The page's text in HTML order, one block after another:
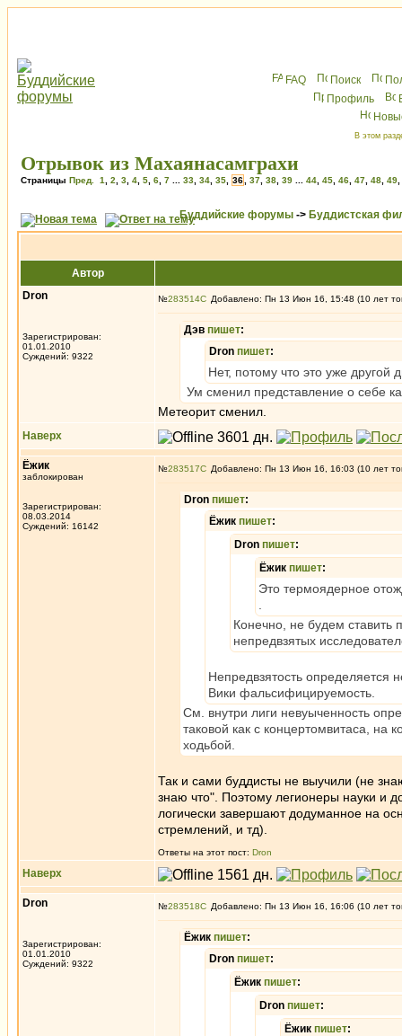
FAQ Поиск
Профиль
В этом
Отрывок из Махаянасамграхи
Страницы Пред. 1 2 3 4 5 6 7 33 34 35 36 37 38 39 44 45 46 47 48 49
Буддийские форумы -> Буддистская
Автор
Dron
Зарегистрирован:
01.01.2010
Суждений: 9322
№283514 Добавлено: Пн 13 Июн 16, 15:48 (10 лет
Дэв пишет:
Dron пишет:
Нет, потому что это уже другой
Ум сменил представление о себе
Метеорит сменил.
Наверх
Ёжик
заблокирован
Зарегистрирован:
08.03.2014
Суждений: 16142
№283517 Добавлено: Пн 13 Июн 16, 16:03 (10 лет
Dron пишет:
Ёжик пишет:
Dron пишет:
Ёжик пишет:
Это термоядерное
Конечно, не будем ставить
непредвзятых
Непредвзятость определяется
Вики фальсифицируемость.
См. внутри лиги невуыченность
таковой как с концертомвитаса, на
ходьбой.
Так и сами буддисты не выучили (не
знаю что". Поэтому легионеры науки и
логически завершают додуманное на
стремлений, и тд).
Ответы на этот пост: Dron
Наверх
Dron
Зарегистрирован:
01.01.2010
Суждений: 9322
№283518 Добавлено: Пн 13 Июн 16, 16:06 (10 лет
Ёжик пишет:
Dron пишет:
Ёжик пишет:
Dron пишет:
Ёжик пишет: